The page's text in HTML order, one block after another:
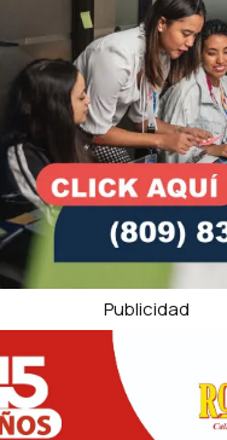
Publicidad